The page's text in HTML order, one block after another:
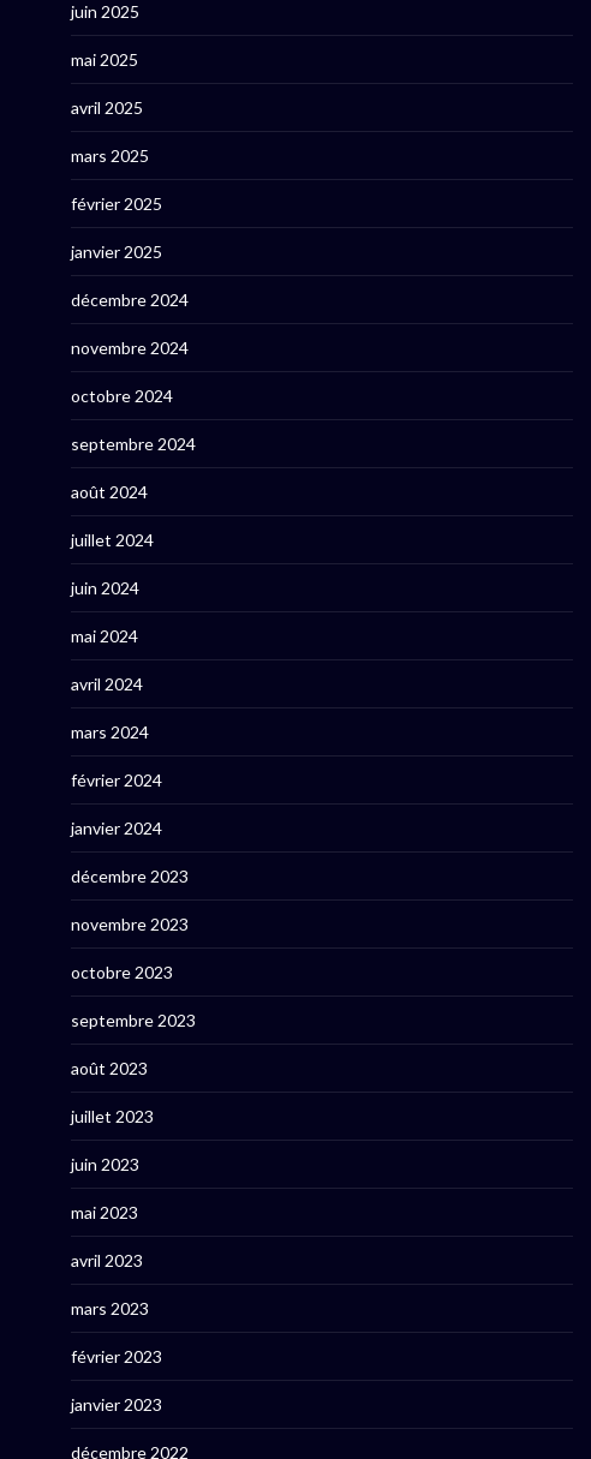
juin 2025
mai 2025
avril 2025
mars 2025
février 2025
janvier 2025
décembre 2024
novembre 2024
octobre 2024
septembre 2024
août 2024
juillet 2024
juin 2024
mai 2024
avril 2024
mars 2024
février 2024
janvier 2024
décembre 2023
novembre 2023
octobre 2023
septembre 2023
août 2023
juillet 2023
juin 2023
mai 2023
avril 2023
mars 2023
février 2023
janvier 2023
décembre 2022